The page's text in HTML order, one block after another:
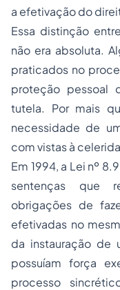
a efetivação do
Essa distinção
não era absoluta.
praticados no
proteção pessoal
tutela. Por mais
necessidade de
com vistas à
Em 1994, a Lei nº
sentenças que
obrigações de
efetivadas no
da instauração de
possuíam força
processo